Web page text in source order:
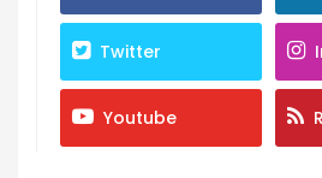
Twitter
Youtube